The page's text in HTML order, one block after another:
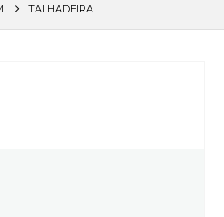
TALHADEIRA